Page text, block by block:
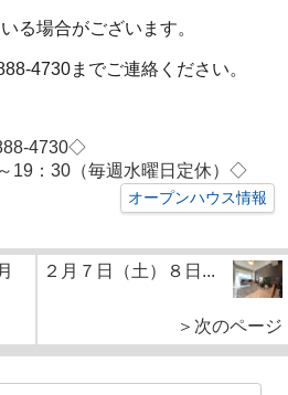
る場合がございます。
4730までご連絡ください。
4730◇
19：30（毎週水曜日定休）◇
オープンハウス情報
２月７日（土）８日...
＞次のページ